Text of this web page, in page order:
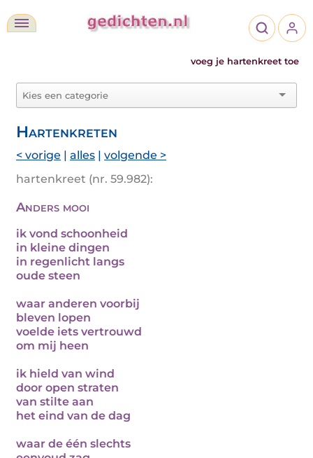
voeg je hartenkreet toe
Hartenkreten
< vorige | alles | volgende >
hartenkreet (nr. 59.982):
Anders mooi
ik vond schoonheid
in kleine dingen
in regenlicht langs
oude steen
waar anderen voorbij
bleven lopen
voelde iets vertrouwd
om mij heen
ik hield van wind
door open straten
van stilte aan
het eind van de dag
waar de één slechts